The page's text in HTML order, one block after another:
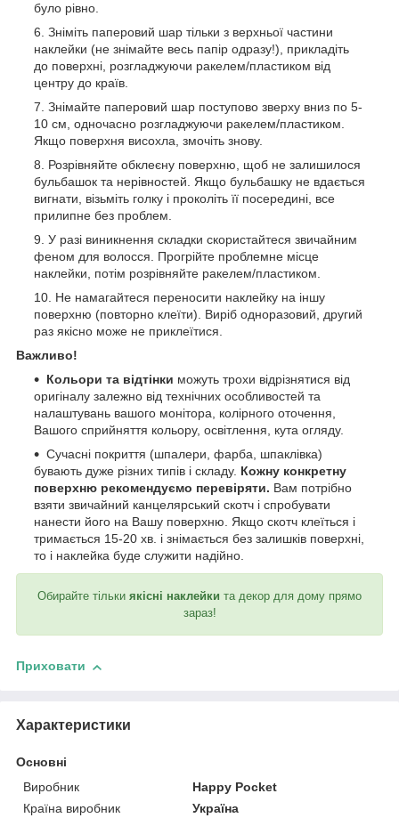
було рівно.
Зніміть паперовий шар тільки з верхньої частини
наклейки (не знімайте весь папір одразу!), прикладіть
до поверхні, розгладжуючи ракелем/пластиком від
центру до країв.
Знімайте паперовий шар поступово зверху вниз по 5-
10 см, одночасно розгладжуючи ракелем/пластиком.
Якщо поверхня висохла, змочіть знову.
Розрівняйте обклеєну поверхню, щоб не залишилося
бульбашок та нерівностей. Якщо бульбашку не вдається
вигнати, візьміть голку і проколіть її посередині, все
прилипне без проблем.
У разі виникнення складки скористайтеся звичайним
феном для волосся. Прогрійте проблемне місце
наклейки, потім розрівняйте ракелем/пластиком.
Не намагайтеся переносити наклейку на іншу
поверхню (повторно клеїти). Виріб одноразовий, другий
раз якісно може не приклеїтися.
Важливо!
Кольори та відтінки можуть трохи відрізнятися від
оригіналу залежно від технічних особливостей та
налаштувань вашого монітора, колірного оточення,
Вашого сприйняття кольору, освітлення, кута огляду.
Сучасні покриття (шпалери, фарба, шпаклівка)
бувають дуже різних типів і складу. Кожну конкретну
поверхню рекомендуємо перевіряти. Вам потрібно
взяти звичайний канцелярський скотч і спробувати
нанести його на Вашу поверхню. Якщо скотч клеїться і
тримається 15-20 хв. і знімається без залишків поверхні,
то і наклейка буде служити надійно.
Обирайте тільки якісні наклейки та декор для дому прямо
зараз!
Приховати
Характеристики
Основні
Виробник
Happy Pocket
Країна виробник
Україна